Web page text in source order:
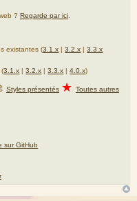
? Regarde par ici
existantes (3.1.x |3.2.x |3.3.x
(3.1.x |3.2.x |3.3.x |4.0.x)
Styles présentés ★ Toutes autres
sur GitHub